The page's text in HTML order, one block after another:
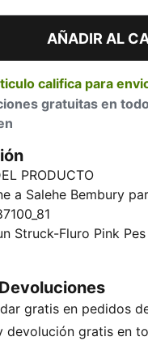
la lista de deseos
AÑADIR AL
califica para
gratuitas en
PRODUCTO
a Salehe Bembury
días de partido a
estampados
punto de vista
nacional de
del valle del
de los
Struck-Fluro Pink Pes
gratis en pedidos
devolución gratis en